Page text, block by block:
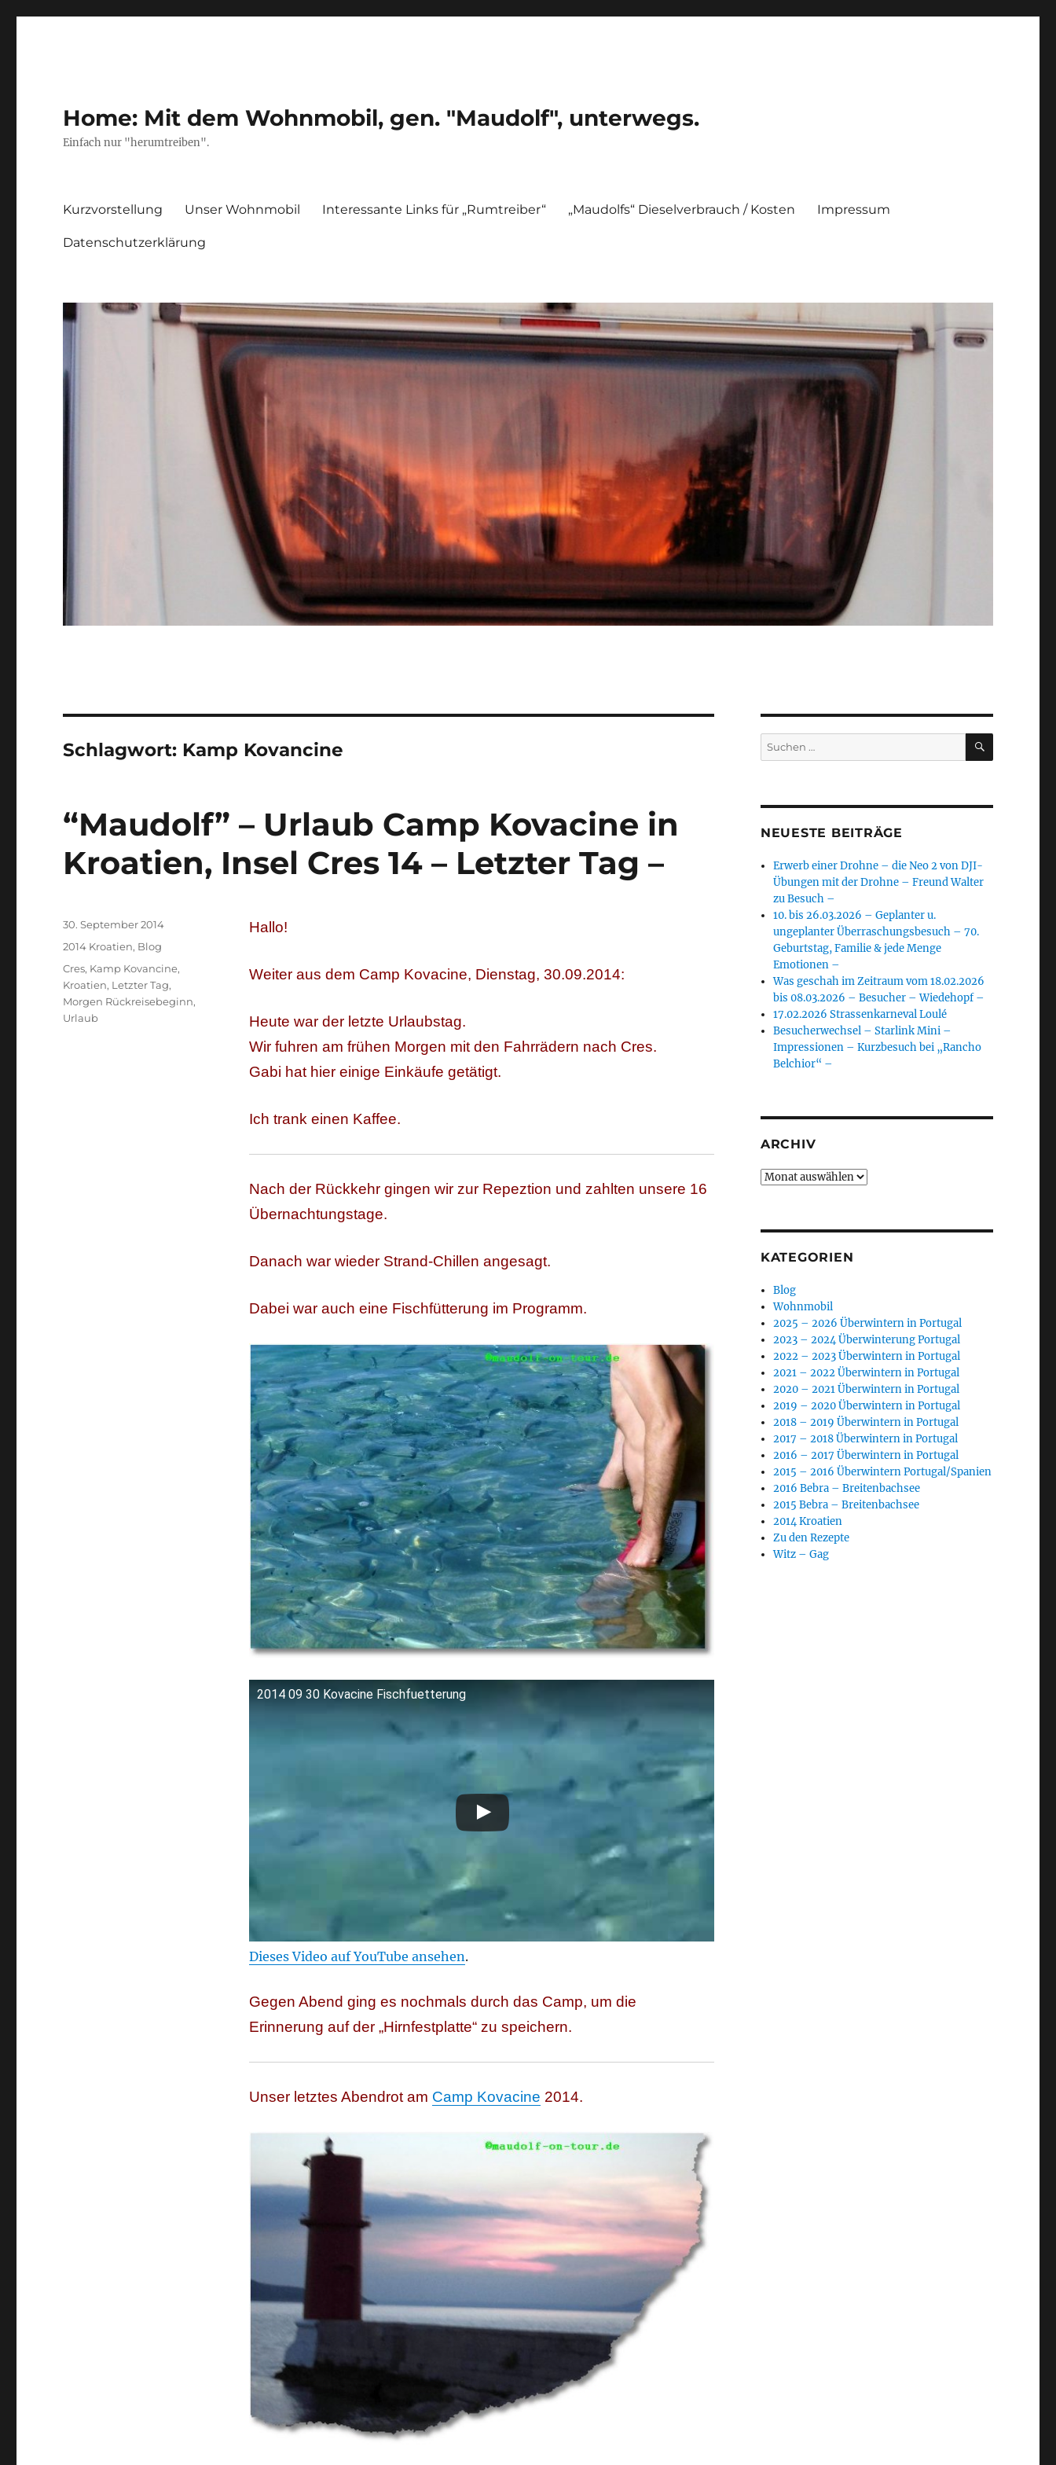
Home: Mit dem Wohnmobil, gen. "Maudolf", unterwegs.
Einfach nur "herumtreiben".
Kurzvorstellung Unser Wohnmobil Interessante Links für „Rumtreiber“ „Maudolfs“ Dieselverbrauch / Kosten Impressum
Datenschutzerklärung
Schlagwort: Kamp Kovancine
“Maudolf” – Urlaub Camp Kovacine in
Kroatien, Insel Cres 14 – Letzter Tag –
Hallo!
Weiter aus dem Camp Kovacine, Dienstag, 30.09.2014:
Heute war der letzte Urlaubstag.
Wir fuhren am frühen Morgen mit den Fahrrädern nach Cres.
Gabi hat hier einige Einkäufe getätigt.
Ich trank einen Kaffee.
Nach der Rückkehr gingen wir zur Repeztion und zahlten unsere 16
Übernachtungstage.
Danach war wieder Strand-Chillen angesagt.
Dabei war auch eine Fischfütterung im Programm.
2014 09 30 Kovacine Fischfuetterung
Dieses Video auf YouTube ansehen.
Gegen Abend ging es nochmals durch das Camp, um die
Erinnerung auf der „Hirnfestplatte“ zu speichern.
Unser letztes Abendrot am Camp Kovacine 2014.
Veröffentlicht
am
30. September 2014
Kategorien
2014 Kroatien, Blog
Schlagwörter
Cres, Kamp Kovancine,
Kroatien, Letzter Tag,
Morgen Rückreisebeginn,
Urlaub
Suchen
nach:
SUCHEN
NEUESTE BEITRÄGE
Erwerb einer Drohne – die Neo 2 von DJI-
Übungen mit der Drohne – Freund Walter
zu Besuch –
10. bis 26.03.2026 – Geplanter u.
ungeplanter Überraschungsbesuch – 70.
Geburtstag, Familie & jede Menge
Emotionen –
Was geschah im Zeitraum vom 18.02.2026
bis 08.03.2026 – Besucher – Wiedehopf –
17.02.2026 Strassenkarneval Loulé
Besucherwechsel – Starlink Mini –
Impressionen – Kurzbesuch bei „Rancho
Belchior“ –
ARCHIV
Archiv
KATEGORIEN
Blog
Wohnmobil
2025 – 2026 Überwintern in Portugal
2023 – 2024 Überwinterung Portugal
2022 – 2023 Überwintern in Portugal
2021 – 2022 Überwintern in Portugal
2020 – 2021 Überwintern in Portugal
2019 – 2020 Überwintern in Portugal
2018 – 2019 Überwintern in Portugal
2017 – 2018 Überwintern in Portugal
2016 – 2017 Überwintern in Portugal
2015 – 2016 Überwintern Portugal/Spanien
2016 Bebra – Breitenbachsee
2015 Bebra – Breitenbachsee
2014 Kroatien
Zu den Rezepte
Witz – Gag